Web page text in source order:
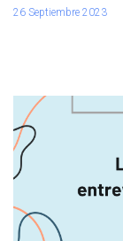
26 Septiembre 2023